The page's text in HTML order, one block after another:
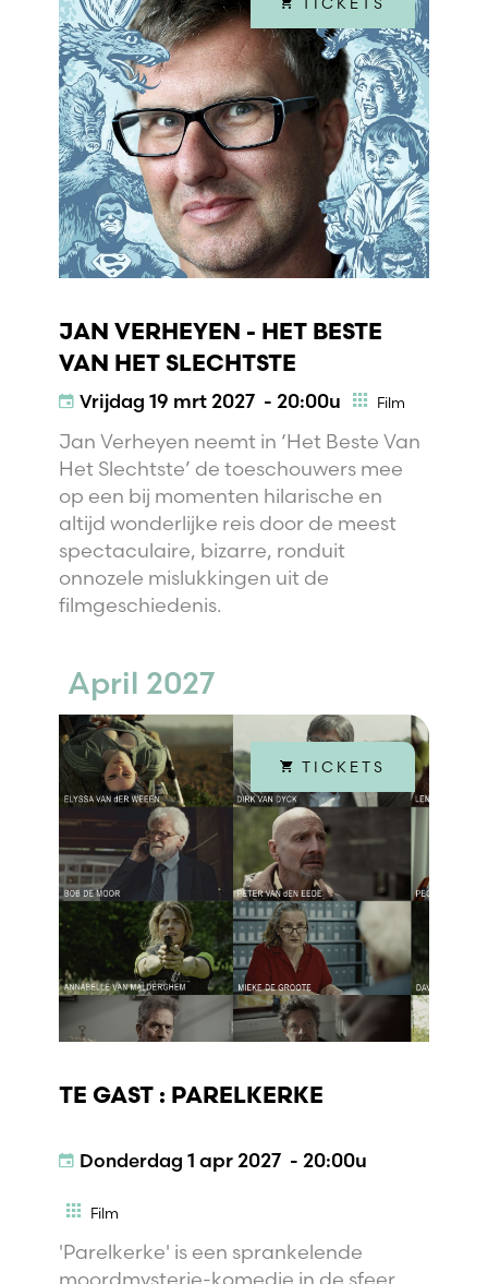
TICKETS
JAN VERHEYEN - HET BESTE
VAN HET SLECHTSTE
Vrijdag 19 mrt 2027 - 20:00u Film
Jan Verheyen neemt in ‘Het Beste Van
Het Slechtste’ de toeschouwers mee
op een bij momenten hilarische en
altijd wonderlijke reis door de meest
spectaculaire, bizarre, ronduit
onnozele mislukkingen uit de
filmgeschiedenis.
April 2027
TICKETS
TE GAST : PARELKERKE
Donderdag 1 apr 2027 - 20:00u
Film
'Parelkerke' is een sprankelende